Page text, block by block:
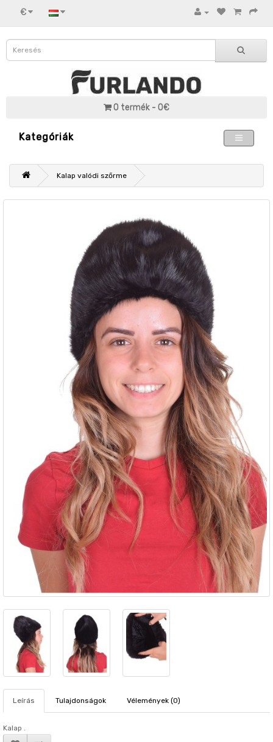
€
0 termék - 0€
Kategóriák
Kalap valódi szőrme
Leírás Tulajdonságok Vélemények (0)
Kalap .